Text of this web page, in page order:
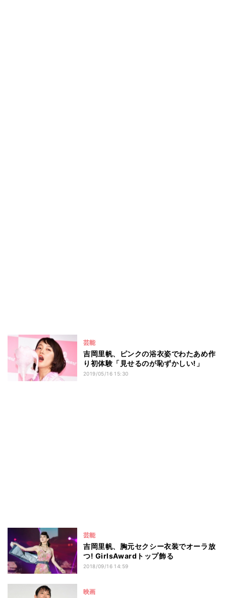
芸能
吉岡里帆、ピンクの浴衣姿でわたあめ作
り初体験「見せるのが恥ずかしい!」
2019/05/16 15:30
芸能
吉岡里帆、胸元セクシー衣装でオーラ放
つ! GirlsAwardトップ飾る
2018/09/16 14:59
映画